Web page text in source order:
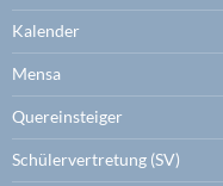
Kalender
Mensa
Quereinsteiger
Schülervertretung (SV)